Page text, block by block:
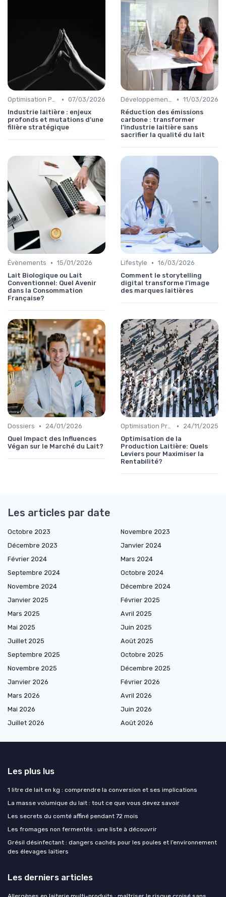
Optimisation Production • 07/03/2026
Industrie laitière : enjeux
profonds et mutations d’une
filière stratégique
Développement Durable • 11/03/2026
Réduction des émissions
carbone : transformer
l’industrie laitière sans
sacrifier la qualité du lait
Évènements • 15/01/2026
Lait Biologique ou Lait
Conventionnel: Quel Avenir
dans la Consommation
Française?
Lifestyle • 16/03/2026
Comment le storytelling
digital transforme l’image
des marques laitières
Dossiers •
24/01/2026
Quel Impact des Influences
Végan sur le Marché du Lait?
Optimisation Production •
24/11/2025
Optimisation de la
Production Laitière: Quels
Leviers pour Maximiser la
Rentabilité?
Les articles par date
Octobre 2023
Novembre 2023
Décembre 2023
Janvier 2024
Février 2024
Mars 2024
Septembre 2024
Octobre 2024
Novembre 2024
Décembre 2024
Janvier 2025
Février 2025
Mars 2025
Avril 2025
Mai 2025
Juin 2025
Juillet 2025
Août 2025
Septembre 2025
Octobre 2025
Novembre 2025
Décembre 2025
Janvier 2026
Février 2026
Mars 2026
Avril 2026
Mai 2026
Juin 2026
Juillet 2026
Août 2026
Les plus lus
1 litre de lait en kg : comprendre la conversion et ses implications
La masse volumique du lait : tout ce que vous devez savoir
Les secrets du comté affiné pendant 72 mois
Les fromages non fermentés : une liste à découvrir
Grésil désinfectant : dangers cachés pour les poules et l’environnement
des élevages laitiers
Les derniers articles